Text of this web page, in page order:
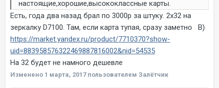
настоящие,хорошие,высококлассные карты.
Есть, года два назад брал по 3000р за штуку. 2х32 на
зеркалку D7100. Там, если карта тупая, сразу заметно B)
https://market.yandex.ru/product/7710370?show-
uid=883958576322469887816002&nid=54535
На 32 будет не намного дешевле
Изменено 1 марта, 2017пользователем Залётчик